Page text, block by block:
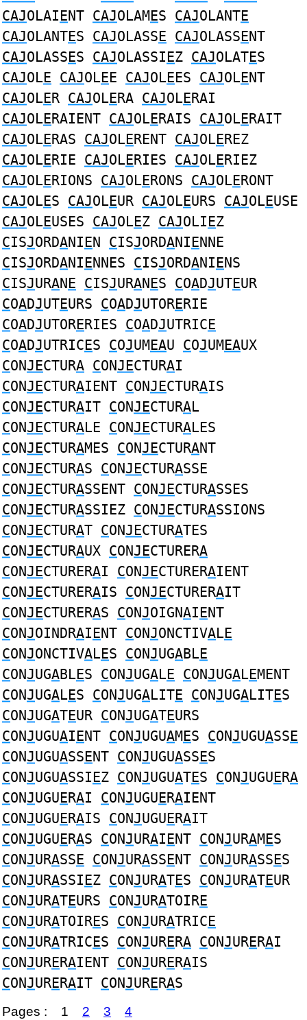
CAJOLAIENT CAJOLAMES CAJOLANTE
CAJOLANTES CAJOLASSE CAJOLASSENT
CAJOLASSES CAJOLASSIEZ CAJOLATES
CAJOLE CAJOLEE CAJOLEES CAJOLENT
CAJOLER CAJOLERA CAJOLERAI
CAJOLERAIENT CAJOLERAIS CAJOLERAIT
CAJOLERAS CAJOLERENT CAJOLEREZ
CAJOLERIE CAJOLERIES CAJOLERIEZ
CAJOLERIONS CAJOLERONS CAJOLERONT
CAJOLES CAJOLEUR CAJOLEURS CAJOLEUSE
CAJOLEUSES CAJOLEZ CAJOLIEZ
CISJORDANIEN CISJORDANIENNE
CISJORDANIENNES CISJORDANIENS
CISJURANE CISJURANES COADJUTEUR
COADJUTEURS COADJUTORERIE
COADJUTORERIES COADJUTRICE
COADJUTRICES COJUMEAU COJUMEAUX
CONJECTURA CONJECTURAI
CONJECTURAIENT CONJECTURAIS
CONJECTURAIT CONJECTURAL
CONJECTURALE CONJECTURALES
CONJECTURAMES CONJECTURANT
CONJECTURAS CONJECTURASSE
CONJECTURASSENT CONJECTURASSES
CONJECTURASSIEZ CONJECTURASSIONS
CONJECTURAT CONJECTURATES
CONJECTURAUX CONJECTURERA
CONJECTURERAI CONJECTURERAIENT
CONJECTURERAIS CONJECTURERAIT
CONJECTURERAS CONJOIGNAIENT
CONJOINDRAIENT CONJONCTIVALE
CONJONCTIVALES CONJUGABLE
CONJUGABLES CONJUGALE CONJUGALEMENT
CONJUGALES CONJUGALITE CONJUGALITES
CONJUGATEUR CONJUGATEURS
CONJUGUAIENT CONJUGUAMES CONJUGUASSE
CONJUGUASSENT CONJUGUASSES
CONJUGUASSIEZ CONJUGUATES CONJUGUERA
CONJUGUERAI CONJUGUERAIENT
CONJUGUERAIS CONJUGUERAIT
CONJUGUERAS CONJURAIENT CONJURAMES
CONJURASSE CONJURASSENT CONJURASSES
CONJURASSIEZ CONJURATES CONJURATEUR
CONJURATEURS CONJURATOIRE
CONJURATOIRES CONJURATRICE
CONJURATRICES CONJURERA CONJURERAI
CONJURERAIENT CONJURERAIS
CONJURERAIT CONJURERAS
Pages : 1 2 3 4